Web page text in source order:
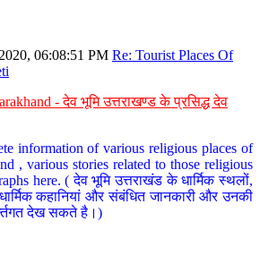
06:08:51 PM Re: Tourist Places Of
- देव भूमि उत्तराखण्ड के प्रसिद्ध देव
information of various religious places of
, various stories related to those religious
here. ( देव भूमि उत्तराखंड के धार्मिक स्थलों,
कहानियां और संबंधित जानकारी और उनकी
देख सकते है।)